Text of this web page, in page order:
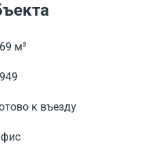
м²
к въезду